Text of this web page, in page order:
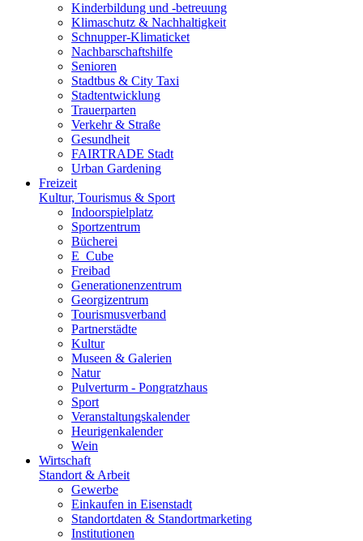
Kinderbildung und -betreuung
Klimaschutz & Nachhaltigkeit
Schnupper-Klimaticket
Nachbarschaftshilfe
Senioren
Stadtbus & City Taxi
Stadtentwicklung
Trauerparten
Verkehr & Straße
Gesundheit
FAIRTRADE Stadt
Urban Gardening
Freizeit
Kultur, Tourismus & Sport
Indoorspielplatz
Sportzentrum
Bücherei
E_Cube
Freibad
Generationenzentrum
Georgizentrum
Tourismusverband
Partnerstädte
Kultur
Museen & Galerien
Natur
Pulverturm - Pongratzhaus
Sport
Veranstaltungskalender
Heurigenkalender
Wein
Wirtschaft
Standort & Arbeit
Gewerbe
Einkaufen in Eisenstadt
Standortdaten & Standortmarketing
Institutionen